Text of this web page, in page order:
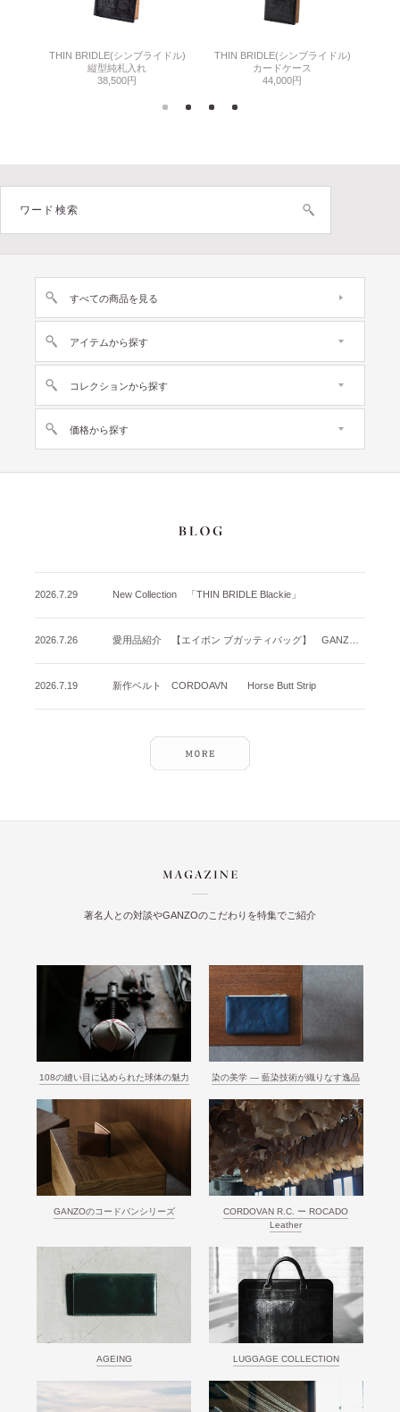
THIN BRIDLE(シンブライドル)
縦型純札入れ
38,500円
THIN BRIDLE(シンブライドル)
カードケース
44,000円
すべての商品を見る
アイテムから探す
コレクションから探す
価格から探す
2026.7.29 New Collection 「THIN BRIDLE Blackie」
2026.7.26
2026.7.19 新作ベルト CORDOAVN Horse Butt Strip
著名人との対談やGANZOのこだわりを特集でご紹介
108の縫い目に込められた球体の魅力 染の美学 ― 藍染技術が織りなす逸品
GANZOのコードバンシリーズ
CORDOVAN R.C. ー ROCADO
Leather
AGEING LUGGAGE COLLECTION